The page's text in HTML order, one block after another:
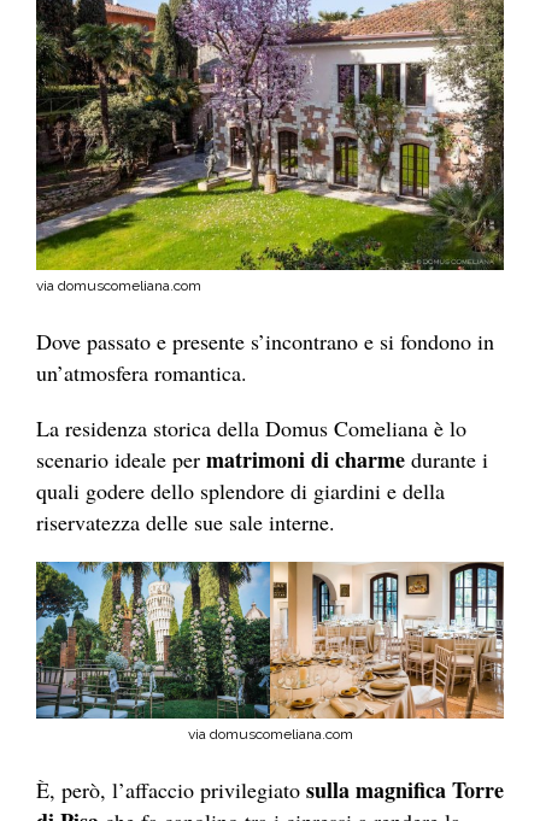
via domuscomeliana.com
Dove passato e presente s’incontrano e si fondono in
un’atmosfera romantica.
La residenza storica della Domus Comeliana è lo
scenario ideale per matrimoni di charme durante i
quali godere dello splendore di giardini e della
riservatezza delle sue sale interne.
via domuscomeliana.com
È, però, l’affaccio privilegiato sulla magnifica Torre